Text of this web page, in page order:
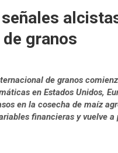
granos
de granos
en Estados Unidos,
en la cosecha de maíz
financieras y vuelve